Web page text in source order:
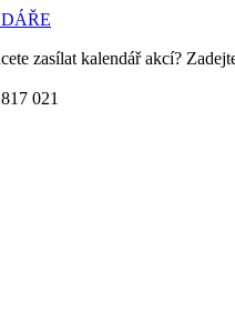
zasílat kalendář akcí?
021